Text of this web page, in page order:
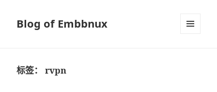
Blog of Embbnux
标签：rvpn